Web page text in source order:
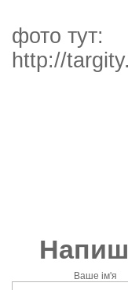
фото тут:
http://
Ваше ім'я